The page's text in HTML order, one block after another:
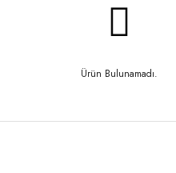
Ürün Bulunamadı.